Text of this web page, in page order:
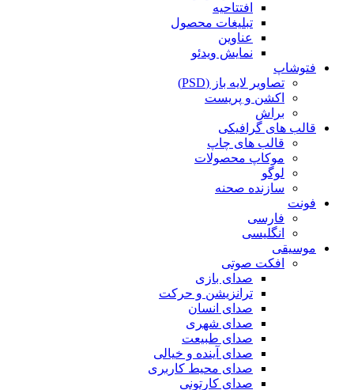
افتتاحیه
تبلیغات محصول
عناوین
نمایش ویدئو
فتوشاپ
تصاویر لایه باز (PSD)
اکشن و پریست
براش
قالب های گرافیکی
قالب های چاپ
موکاپ محصولات
لوگو
سازنده صحنه
فونت
فارسی
انگلیسی
موسیقی
افکت صوتی
صدای بازی
ترانزیشن و حرکت
صدای انسان
صدای شهری
صدای طبیعت
صدای آینده و خیالی
صدای محیط کاربری
صدای کارتونی